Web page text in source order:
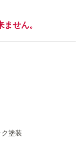
せん。
塗装